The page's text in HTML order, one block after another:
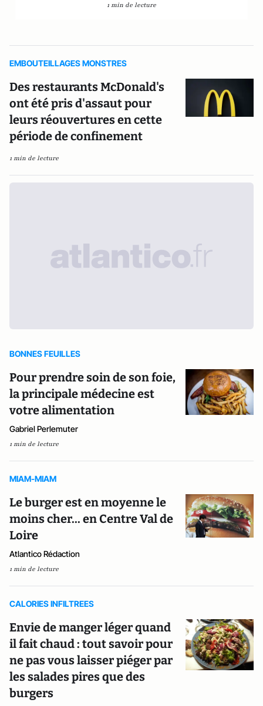
1 min de lecture
EMBOUTEILLAGES MONSTRES
Des restaurants McDonald's
ont été pris d'assaut pour
leurs réouvertures en cette
période de confinement
1 min de lecture
BONNES FEUILLES
Pour prendre soin de son foie,
la principale médecine est
votre alimentation
Gabriel Perlemuter
1 min de lecture
MIAM-MIAM
Le burger est en moyenne le
moins cher... en Centre Val de
Loire
Atlantico Rédaction
1 min de lecture
CALORIES INFILTREES
Envie de manger léger quand
il fait chaud : tout savoir pour
ne pas vous laisser piéger par
les salades pires que des
burgers